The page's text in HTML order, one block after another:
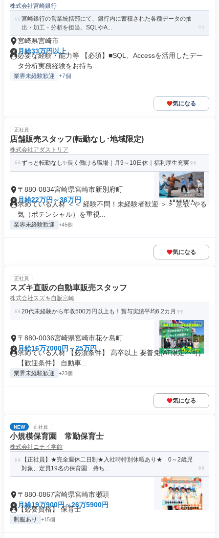
株式会社宮崎銀行
宮崎銀行の営業統括部にて、銀行内に蓄積された各種データの抽
出・加工・分析を担当。SQLやA...
宮崎県宮崎市
月給33万円以上
必要な経験・能力等 【必須】■SQL、Accessを活用したデー
タ分析実務経験をお持ち...
業界未経験歓迎 +7個
気になる
正社員
店舗販売スタッフ(転勤なし･地域限定)
株式会社アダストリア
ずっと転勤なし✨長く働ける職場｜月9～10日休｜福利厚生充実
〒880-0834宮崎県宮崎市新別府町
月給22万円～36万円
求めている人材 ＜＜ 経験不問！未経験者歓迎 ＞＞ 意欲･やる
気（ポテンシャル）を重視...
業界未経験歓迎 +45個
気になる
正社員
スズキ直販の自動車販売スタッフ
株式会社スズキ自販宮崎
20代未経験から年収500万円以上も！賞与実績平均6.2カ月
〒880-0036宮崎県宮崎市花ケ島町
月給16万7000円～25万円
求めている人材 【必須条件】 高卒以上 要普免(AT限定不可)
【歓迎条件】 自動車...
業界未経験歓迎 +23個
気になる
NEW 正社員
小規模保育園 常勤保育士
株式会社ニチイ学館
【正社員】★完全週休二日制★入社時特別休暇あり★ 0～2歳児
対象、定員19名の保育園 持ち...
〒880-0867宮崎県宮崎市瀬頭
月給19万900円～26万5900円
【必要資格】 保育士
制服あり +15個